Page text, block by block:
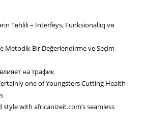
Təhlili – İnterfeys, Funksionallıq və
Metodik Bir Değerlendirme ve Seçim
на трафик
one of Youngsters Cutting Health
with africanizeit.com’s seamless